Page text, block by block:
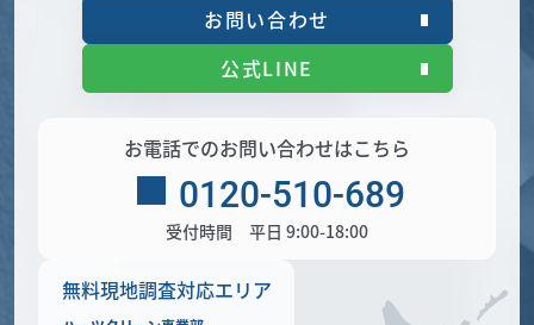
無料現地調査対応エリア
お問い合わせ
公式LINE
お電話でのお問い合わせはこちら
0120-510-689
受付時間 平日 9:00-18:00